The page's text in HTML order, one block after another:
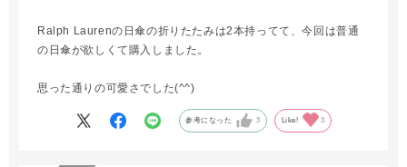
Ralph Laurenの日傘の折りたたみは2本持ってて、今回は普通
の日傘が欲しくて購入しました。
思った通りの可愛さでした(^^)
参考になった 3 Like! 3